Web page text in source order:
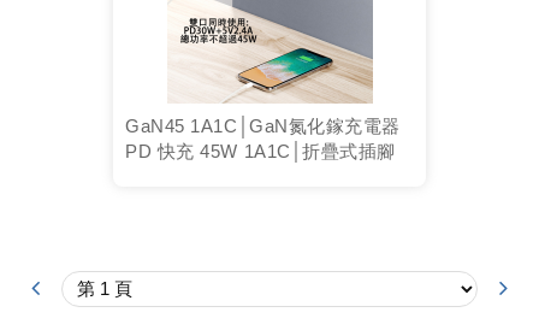
GaN45 1A1C│GaN氮化鎵充電器
PD 快充 45W 1A1C│折疊式插腳